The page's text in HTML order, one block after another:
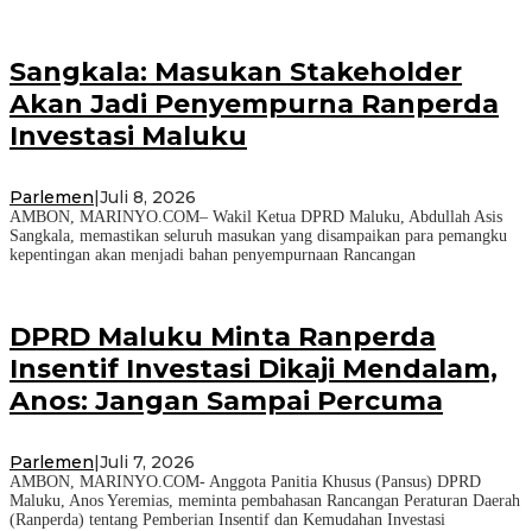
Sangkala: Masukan Stakeholder
Akan Jadi Penyempurna Ranperda
Investasi Maluku
Parlemen|Juli 8, 2026
AMBON, MARINYO.COM– Wakil Ketua DPRD Maluku, Abdullah Asis
Sangkala, memastikan seluruh masukan yang disampaikan para pemangku
kepentingan akan menjadi bahan penyempurnaan Rancangan
DPRD Maluku Minta Ranperda
Insentif Investasi Dikaji Mendalam,
Anos: Jangan Sampai Percuma
Parlemen Juli 7, 2026
AMBON, MARINYO.COM- Anggota Panitia Khusus (Pansus) DPRD
Maluku, Anos Yeremias, meminta pembahasan Rancangan Peraturan Daerah
(Ranperda) tentang Pemberian Insentif dan Kemudahan Investasi